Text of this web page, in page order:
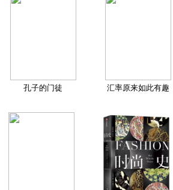
孔子的门徒 汇率原来如此有趣